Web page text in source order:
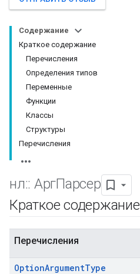
Содержание
Краткое содержание
Перечисления
Определения типов
Переменные
Функции
Классы
Структуры
Перечисления
нл:: АргПарсер
Краткое содержание
Перечисления
OptionArgumentType